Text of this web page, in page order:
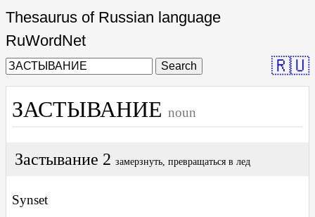
Thesaurus of Russian language
RuWordNet
Search 🇷🇺
ЗАСТЫВАНИЕ noun
Застывание 2 замерзнуть, превращаться в лед
Synset